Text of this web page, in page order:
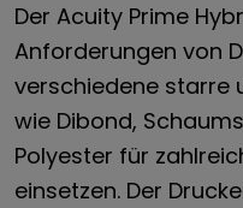
Der Acuity Prime
Anforderungen von
verschiedene starre
wie Dibond,
Polyester für
einsetzen. Der